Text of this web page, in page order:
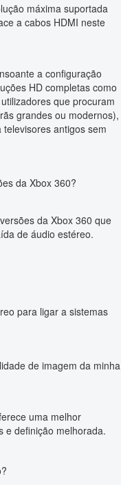
máxima suportada
a cabos HDMI neste
a configuração
HD completas como
que procuram
grandes ou modernos),
antigos sem
da Xbox 360?
da Xbox 360 que
de áudio estéreo.
para ligar a sistemas
de imagem da minha
uma melhor
e definição melhorada.